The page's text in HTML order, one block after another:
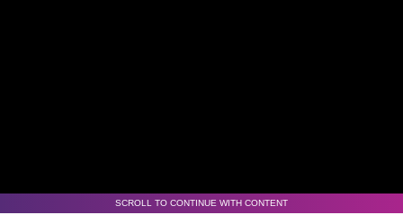
SCROLL TO CONTINUE WITH CONTENT